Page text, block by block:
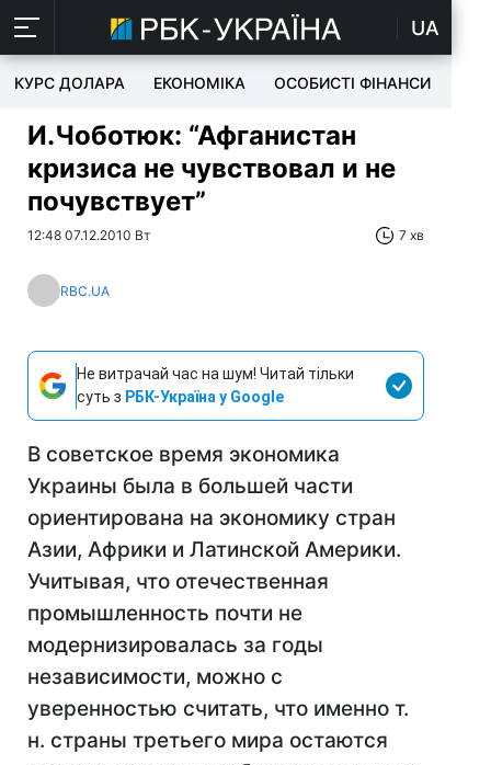
UA
КУРС ДОЛАРА ЕКОНОМІКА ОСОБИСТІ ФІНАНСИ
И.Чоботюк: “Афганистан
кризиса не чувствовал и не
почувствует”
12:48 07.12.2010 Вт 7 хв
RBC.UA
Не витрачай час на шум! Читай тільки
суть з РБК-Україна у Google
В советское время экономика
Украины была в большей части
ориентирована на экономику стран
Азии, Африки и Латинской Америки.
Учитывая, что отечественная
промышленность почти не
модернизировалась за годы
независимости, можно с
уверенностью считать, что именно т.
н. страны третьего мира остаются